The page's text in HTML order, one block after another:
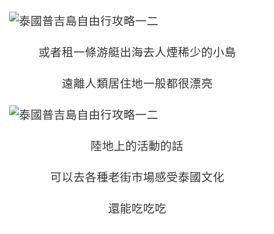
或者租一條游艇出海去人煙稀少的小島
遠離人類居住地一般都很漂亮
陸地上的活動的話
可以去各種老街市場感受泰國文化
還能吃吃吃